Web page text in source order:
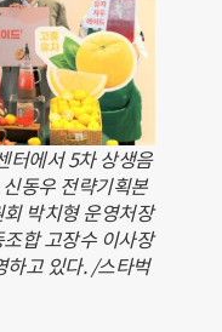
터에서 5차 상생음
동우 전략기획본
박치형 운영처장
합 고장수 이사장
하고 있다. /스타벅